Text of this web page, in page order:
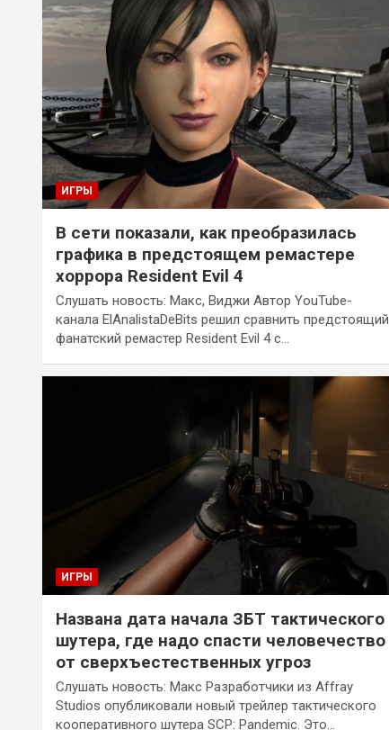
ИГРЫ
В сети показали, как преобразилась
графика в предстоящем ремастере
хоррора Resident Evil 4
Слушать новость: Макс, Виджи Автор YouTube-
канала ElAnalistaDeBits решил сравнить предстоящий
фанатский ремастер Resident Evil 4 с…
ИГРЫ
Названа дата начала ЗБТ тактического
шутера, где надо спасти человечество
от сверхъестественных угроз
Слушать новость: Макс Разработчики из Affray
Studios опубликовали новый трейлер тактического
кооперативного шутера SCP: Pandemic. Это…